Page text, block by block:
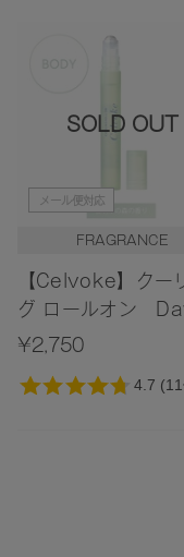
SOLD OUT
メール便対応
FRAGRANCE
【Celvoke】クー
グ ロールオン
Forest 〈夜明けの
¥2,750